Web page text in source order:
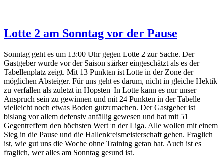
Lotte 2 am Sonntag vor der Pause
Sonntag geht es um 13:00 Uhr gegen Lotte 2 zur Sache. Der
Gastgeber wurde vor der Saison stärker eingeschätzt als es der
Tabellenplatz zeigt. Mit 13 Punkten ist Lotte in der Zone der
möglichen Absteiger. Für uns geht es darum, nicht in gleiche Hektik
zu verfallen als zuletzt in Hopsten. In Lotte kann es nur unser
Anspruch sein zu gewinnen und mit 24 Punkten in der Tabelle
vielleicht noch etwas Boden gutzumachen. Der Gastgeber ist
bislang vor allem defensiv anfällig gewesen und hat mit 51
Gegentreffern den höchsten Wert in der Liga. Alle wollen mit einem
Sieg in die Pause und die Hallenkreismeisterschaft gehen. Fraglich
ist, wie gut uns die Woche ohne Training getan hat. Auch ist es
fraglich, wer alles am Sonntag gesund ist.